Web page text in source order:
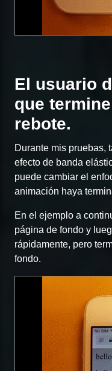
El usuario
que
rebote.
Durante mis pruebas,
efecto de banda
puede cambiar el
animación haya
En el ejemplo a
página de fondo y
rápidamente, pero
fondo.